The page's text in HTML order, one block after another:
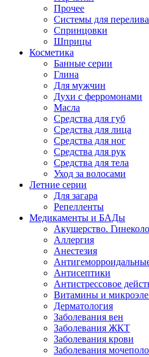
Прочее
Системы для
Спринцовки
Шприцы
Косметика
Банные серии
Глина
Для мужчин
Духи с ферромонами
Масла
Средства для губ
Средства для лица
Средства для ног
Средства для рук
Средства для тела
Уход за волосами
Летние серии
Для загара
Репелленты
Медикаменты и БАДы
Акушерство.
Аллергия
Анестезия
Антисептики
Антистрессовое
Витамины и
Дерматология
Заболевания вен
Заболевания ЖКТ
Заболевания крови
Заболевания